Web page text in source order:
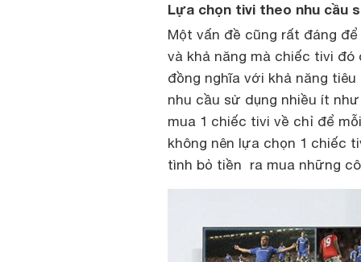
Lựa chọn tivi theo nhu cầu
Một vấn đề cũng rất đáng
và khả năng mà chiếc tivi
đồng nghĩa với khả năng
nhu cầu sử dụng nhiều ít
mua 1 chiếc tivi về chỉ để
không nên lựa chọn 1 chiếc
tình bỏ tiền ra mua những